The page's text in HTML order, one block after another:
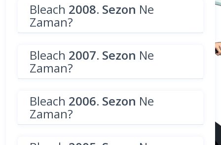
Bleach 2008. Sezon Ne
Zaman?
Bleach 2007. Sezon Ne
Zaman?
Bleach 2006. Sezon Ne
Zaman?